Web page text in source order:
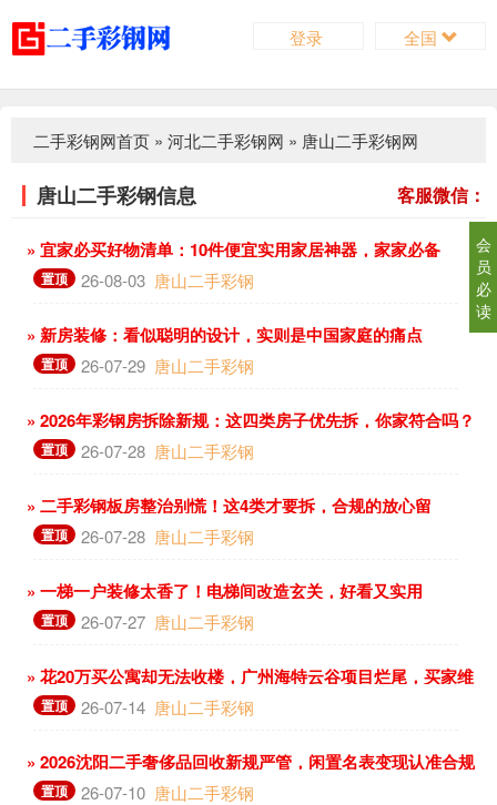
全国
登录
二手彩钢网首页 » 河北二手彩钢网 » 唐山二手彩钢网
唐山二手彩钢信息 客服微信：
» 宜家必买好物清单：10件便宜实用家居神器，家家必备
置顶 26-08-03 唐山二手彩钢
» 新房装修：看似聪明的设计，实则是中国家庭的痛点
置顶 26-07-29 唐山二手彩钢
» 2026年彩钢房拆除新规：这四类房子优先拆，你家符合吗？
置顶 26-07-28 唐山二手彩钢
» 二手彩钢板房整治别慌！这4类才要拆，合规的放心留
置顶 26-07-28 唐山二手彩钢
» 一梯一户装修太香了！电梯间改造玄关，好看又实用
置顶 26-07-27 唐山二手彩钢
» 花20万买公寓却无法收楼，广州海特云谷项目烂尾，买家维
权难
置顶 26-07-14 唐山二手彩钢
» 2026沈阳二手奢侈品回收新规严管，闲置名表变现认准合规
店置顶 26-07-10 唐山二手彩钢
会
员
必
读